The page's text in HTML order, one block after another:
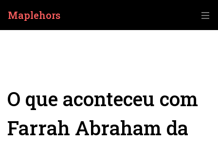
Maplehors
O que aconteceu com
Farrah Abraham da